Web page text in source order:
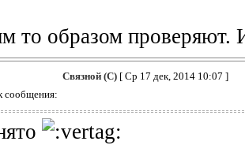
то образом проверяют.
Связной (С)[ Ср 17 дек, 2014 10:07 ]
сообщения: